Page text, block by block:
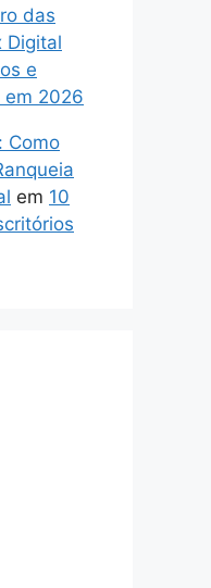
das
Digital
e
em 2026
Como
em 10